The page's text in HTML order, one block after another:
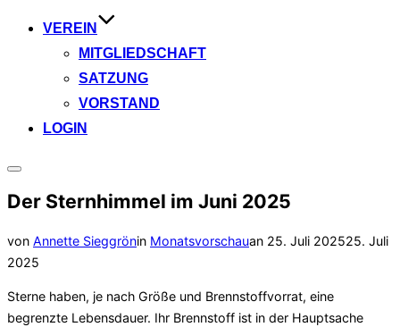
VEREIN
MITGLIEDSCHAFT
SATZUNG
VORSTAND
LOGIN
Seitenleiste
Navigation
Der Sternhimmel im Juni 2025
von Annette Sieggrönin Monatsvorschauan Veröffentlicht
25. Juli 202525. Juli
2025
Sterne haben, je nach Größe und Brennstoffvorrat, eine
begrenzte Lebensdauer. Ihr Brennstoff ist in der Hauptsache